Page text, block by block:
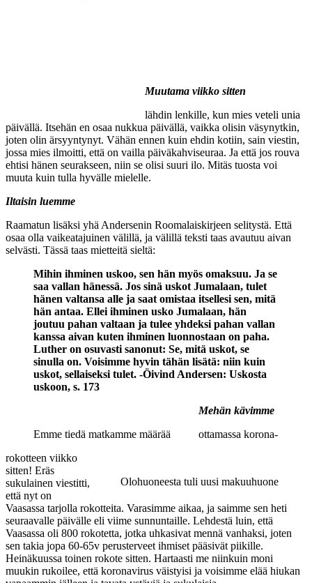
Muutama viikko sitten
lähdin lenkille, kun mies veteli unia
päivällä. Itsehän en osaa nukkua päivällä, vaikka olisin väsynytkin,
joten olin ärsyyntynyt. Vähän ennen kuin ehdin kotiin, sain viestin,
jossa mies ilmoitti, että on vailla päiväkahviseuraa. Ja että jos rouva
ehtisi hänen seurakseen, niin se olisi suuri ilo. Mitäs tuosta voi
muuta kuin tulla hyvälle mielelle.
Iltaisin luemme
Raamatun lisäksi yhä Andersenin Roomalaiskirjeen selitystä. Että
osaa olla vaikeatajuinen välillä, ja välillä teksti taas avautuu aivan
selvästi. Tässä taas mietteitä sieltä:
Mihin ihminen uskoo, sen hän myös omaksuu. Ja se
saa vallan hänessä. Jos sinä uskot Jumalaan, tulet
hänen valtansa alle ja saat omistaa itsellesi sen, mitä
hän antaa. Ellei ihminen usko Jumalaan, hän
joutuu pahan valtaan ja tulee yhdeksi pahan vallan
kanssa aivan kuten ihminen luonnostaan on paha.
Luther on osuvasti sanonut: Se, mitä uskot, se
sinulla on. Voisimme hyvin tähän lisätä: niin kuin
uskot, sellaiseksi tulet. -Öivind Andersen: Uskosta
uskoon, s. 173
Emme tiedä matkamme määrää
Mehän kävimme
Olohuoneesta tuli uusi makuuhuone
ottamassa korona-
rokotteen viikko
sitten! Eräs
sukulainen viestitti,
että nyt on
Vaasassa tarjolla rokotteita. Varasimme aikaa, ja saimme sen heti
seuraavalle päivälle eli viime sunnuntaille. Lehdestä luin, että
Vaasassa oli 800 rokotetta, jotka uhkasivat mennä vanhaksi, joten
sen takia jopa 60-65v perusterveet ihmiset pääsivät piikille.
Heinäkuussa toinen rokote sitten. Hartaasti me niinkuin moni
muukin rukoilee, että koronavirus väistyisi ja voisimme elää hiukan